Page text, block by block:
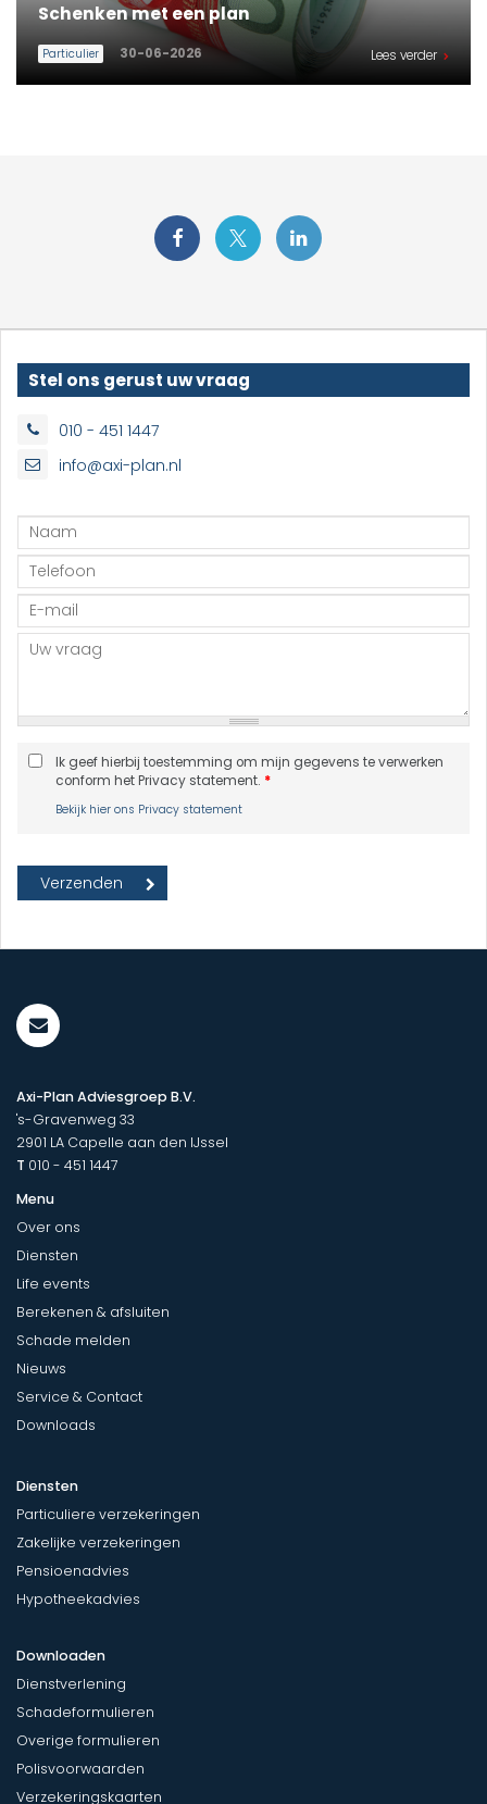
Particulier 30-06-2026
Schenken met een plan
Lees verder
Stel ons gerust uw vraag
010 - 451 1447
info@axi-plan.nl
Ik geef hierbij toestemming om mijn gegevens te verwerken
conform het Privacy statement. *
Bekijk hier ons Privacy statement
Axi-Plan Adviesgroep B.V.
's-Gravenweg 33
2901 LA Capelle aan den IJssel
T 010 - 451 1447
Menu
Over ons
Diensten
Life events
Berekenen & afsluiten
Schade melden
Nieuws
Service & Contact
Downloads
Diensten
Particuliere verzekeringen
Zakelijke verzekeringen
Pensioenadvies
Hypotheekadvies
Downloaden
Dienstverlening
Schadeformulieren
Overige formulieren
Polisvoorwaarden
Verzekeringskaarten